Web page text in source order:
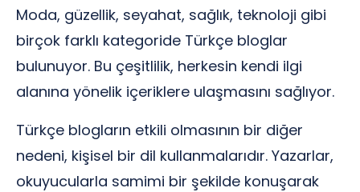
Moda, güzellik, seyahat, sağlık, teknoloji gibi
birçok farklı kategoride Türkçe bloglar
bulunuyor. Bu çeşitlilik, herkesin kendi ilgi
alanına yönelik içeriklere ulaşmasını sağlıyor.
Türkçe blogların etkili olmasının bir diğer
nedeni, kişisel bir dil kullanmalarıdır. Yazarlar,
okuyucularla samimi bir şekilde konuşarak